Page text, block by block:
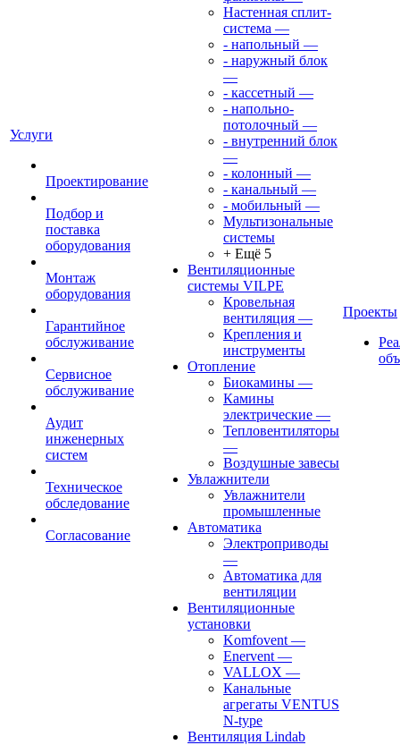
Услуги
Проектирование
Подбор и
поставка
оборудования
Монтаж
оборудования
Гарантийное
обслуживание
Сервисное
обслуживание
Аудит
инженерных
систем
Техническое
обследование
Согласование
Настенная сплит-
система —
- напольный —
- наружный блок
—
- кассетный —
- напольно-
потолочный —
- внутренний блок
—
- колонный —
- канальный —
- мобильный —
Мультизональные
системы
+ Ещё 5
Вентиляционные
системы VILPE
Кровельная
вентиляция —
Крепления и
инструменты
Отопление
Биокамины —
Камины
электрические —
Тепловентиляторы
—
Воздушные завесы
Увлажнители
Увлажнители
промышленные
Автоматика
Электроприводы
—
Автоматика для
вентиляции
Вентиляционные
установки
Komfovent —
Enervent —
VALLOX —
Канальные
агрегаты VENTUS
N-type
Вентиляция Lindab
Проекты